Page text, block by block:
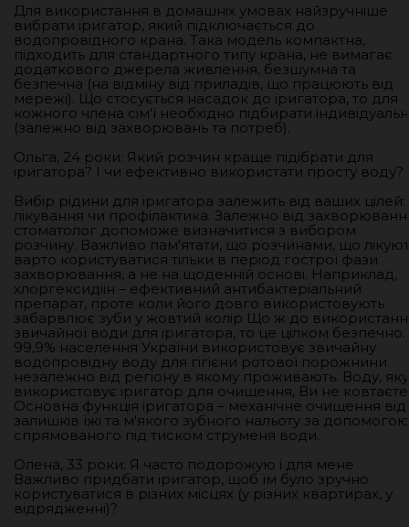
Для використання в домашніх умовах найзручніше
вибрати іригатор, який підключається до
водопровідного крана. Така модель компактна,
підходить для стандартного типу крана, не вимагає
додаткового джерела живлення, безшумна та
безпечна (на відміну від приладів, що працюють від
мережі). Що стосується насадок до іригатора, то для
кожного члена сім'ї необхідно підбирати
(залежно від захворювань та потреб).
Ольга, 24 роки: Який розчин краще підібрати для
іригатора? І чи ефективно використати просту воду?
Вибір рідини для іригатора залежить від ваших цілей:
лікування чи профілактика. Залежно від
стоматолог допоможе визначитися з вибором
розчину. Важливо пам'ятати, що розчинами, що
варто користуватися тільки в період гострої фази
захворювання, а не на щоденній основі. Наприклад,
хлоргексидіін – ефективний антибактеріальний
препарат, проте коли його довго використовують
забарвлює зуби у жовтий колір Що ж до
звичайної води для іригатора, то це цілком безпечно.
99,9% населення України використовує звичайну
водопровідну воду для гігієни ротової порожнини
незалежно від регіону в якому проживають. Воду, яку
використовує іригатор для очищення, Ви не
Основна функція іригатора – механічне очищення від
залишків їжі та м'якого зубного нальоту за допомогою
спрямованого під тиском струменя води.
Олена, 33 роки: Я часто подорожую і для мене
Важливо придбати іригатор, щоб їм було зручно
користуватися в різних місцях (у різних квартирах, у
відрядженні)?